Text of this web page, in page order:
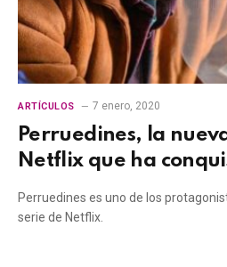
ARTÍCULOS 7 enero, 2020
Perruedines, la
Netflix que ha
Perruedines es uno de los
serie de Netflix.